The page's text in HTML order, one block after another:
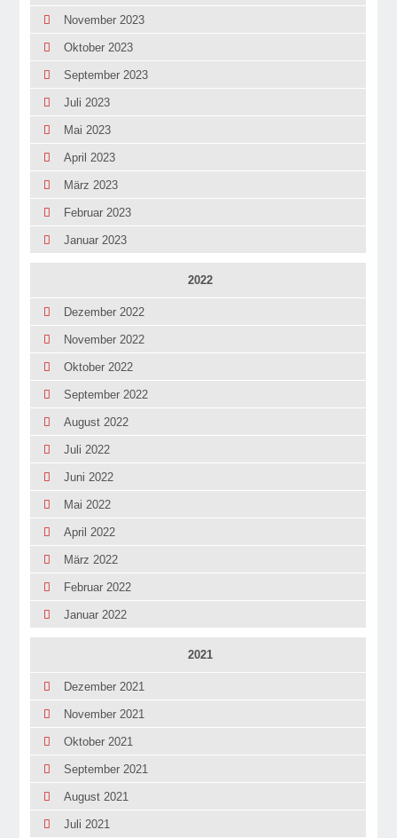
November 2023
Oktober 2023
September 2023
Juli 2023
Mai 2023
April 2023
März 2023
Februar 2023
Januar 2023
2022
Dezember 2022
November 2022
Oktober 2022
September 2022
August 2022
Juli 2022
Juni 2022
Mai 2022
April 2022
März 2022
Februar 2022
Januar 2022
2021
Dezember 2021
November 2021
Oktober 2021
September 2021
August 2021
Juli 2021